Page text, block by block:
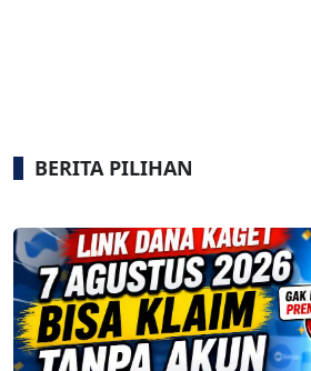
BERITA PILIHAN